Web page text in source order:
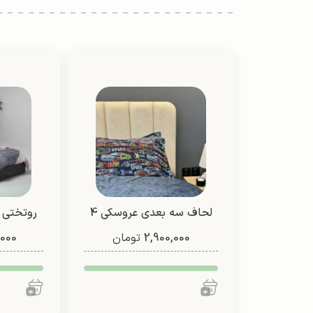
لحاف سه بعدی عروسکی 4
تیکه (طرح 3)
2,900,000 تومان
یک